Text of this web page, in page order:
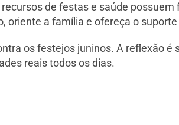
de festas e saúde
oriente a família e ofereça o
os festejos juninos. A reflexão
reais todos os dias.